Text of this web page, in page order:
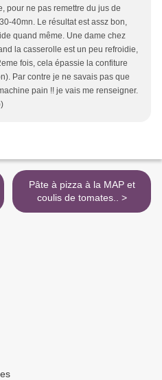
pour ne pas remettre du jus de
40mn. Le résultat est assz bon,
quand même. Une dame chez
la casserolle est un peu refroidie,
fois, cela épassie la confiture
Par contre je ne savais pas que
pain !! je vais me renseigner.
Pâte à pizza à la MAP et
coulis de tomates.. >